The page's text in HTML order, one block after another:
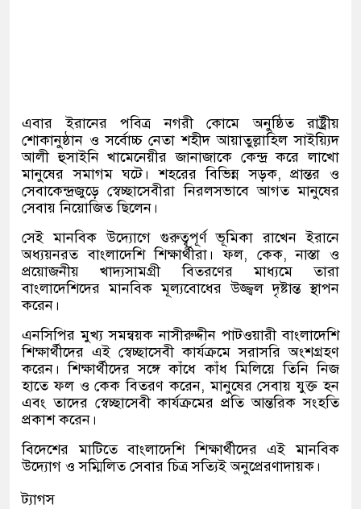
এবার ইরানের পবিত্র নগরী কোমে অনুষ্ঠিত রাষ্ট্রীয়
শোকানুষ্ঠান ও সর্বোচ্চ নেতা শহীদ আয়াতুল্লাহিল সাইয়্যিদ
আলী হুসাইনি খামেনেয়ীর জানাজাকে কেন্দ্র করে লাখো
মানুষের সমাগম ঘটে। শহরের বিভিন্ন সড়ক,প্রান্তর ও
সেবাকেন্দ্রজুড়ে স্বেচ্ছাসেবীরা নিরলসভাবে আগত মানুষের
সেবায় নিয়োজিত ছিলেন।
সেই মানবিক উদ্যোগে গুরুত্বপূর্ণ ভূমিকা রাখেন ইরানে
অধ্যয়নরত বাংলাদেশি শিক্ষার্থীরা। ফল, কেক,নাস্তা ও
প্রয়োজনীয় খাদ্যসামগ্রী বিতরণের মাধ্যমে তারা
বাংলাদেশিদের মানবিক মূল্যবোধের উজ্জ্বল দৃষ্টান্ত স্থাপন
করেন।
এনসিপির মুখ্য সমন্বয়ক নাসীরুদ্দীন পাটওয়ারী বাংলাদেশি
শিক্ষার্থীদের এই স্বেচ্ছাসেবী কার্যক্রমে সরাসরি অংশগ্রহণ
করেন। শিক্ষার্থীদের সঙ্গে কাঁধে কাঁধ মিলিয়ে তিনি নিজ
হাতে ফল ও কেক বিতরণ করেন,মানুষের সেবায় যুক্ত হন
এবং তাদের স্বেচ্ছাসেবী কার্যক্রমের প্রতি আন্তরিক সংহতি
প্রকাশ করেন।
বিদেশের মাটিতে বাংলাদেশি শিক্ষার্থীদের এই মানবিক
উদ্যোগ ও সম্মিলিত সেবার চিত্র সত্যিই অনুপ্রেরণাদায়ক।
ট্যাগস